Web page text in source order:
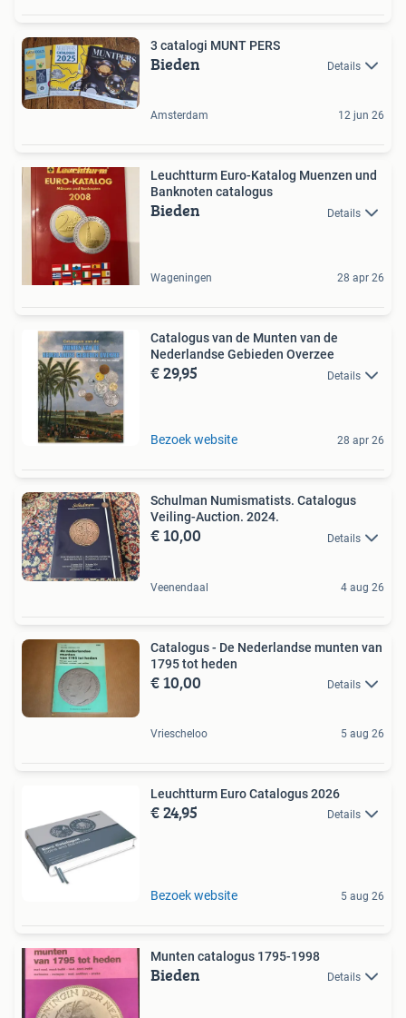
3 catalogi MUNT PERS
Bieden Details
Amsterdam 12 jun 26
Leuchtturm Euro-Katalog Muenzen und
Banknoten catalogus
Bieden Details
Wageningen 28 apr 26
Catalogus van de Munten van de
Nederlandse Gebieden Overzee
€ 29,95 Details
Bezoek website 28 apr 26
Schulman Numismatists. Catalogus
Veiling-Auction. 2024.
€ 10,00 Details
Veenendaal 4 aug 26
Catalogus - De Nederlandse munten van
1795 tot heden
€ 10,00 Details
Vriescheloo 5 aug 26
Leuchtturm Euro Catalogus 2026
€ 24,95 Details
Bezoek website 5 aug 26
Munten catalogus 1795-1998
Bieden Details